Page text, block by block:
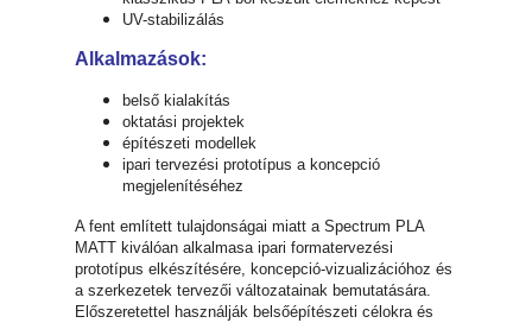
UV-stabilizálás
Alkalmazások:
belső kialakítás
oktatási projektek
építészeti modellek
ipari tervezési prototípus a koncepció
megjelenítéséhez
A fent említett tulajdonságai miatt a Spectrum PLA
MATT kiválóan alkalmasa ipari formatervezési
prototípus elkészítésére, koncepció-vizualizációhoz és
a szerkezetek tervezői változatainak bemutatására.
Előszeretettel használják belsőépítészeti célokra és